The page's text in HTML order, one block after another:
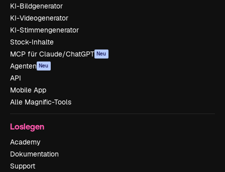
KI-Bildgenerator
KI-Videogenerator
KI-Stimmengenerator
Stock-Inhalte
MCP für Claude/ChatGPT Neu
Agenten Neu
API
Mobile App
Alle Magnific-Tools
Loslegen
Academy
Dokumentation
Support